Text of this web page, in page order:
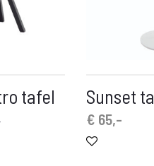
tafel Sunset
€ 65,-